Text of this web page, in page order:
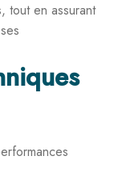
tout en assurant